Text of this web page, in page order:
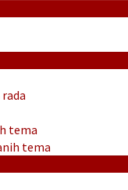
tema
tema